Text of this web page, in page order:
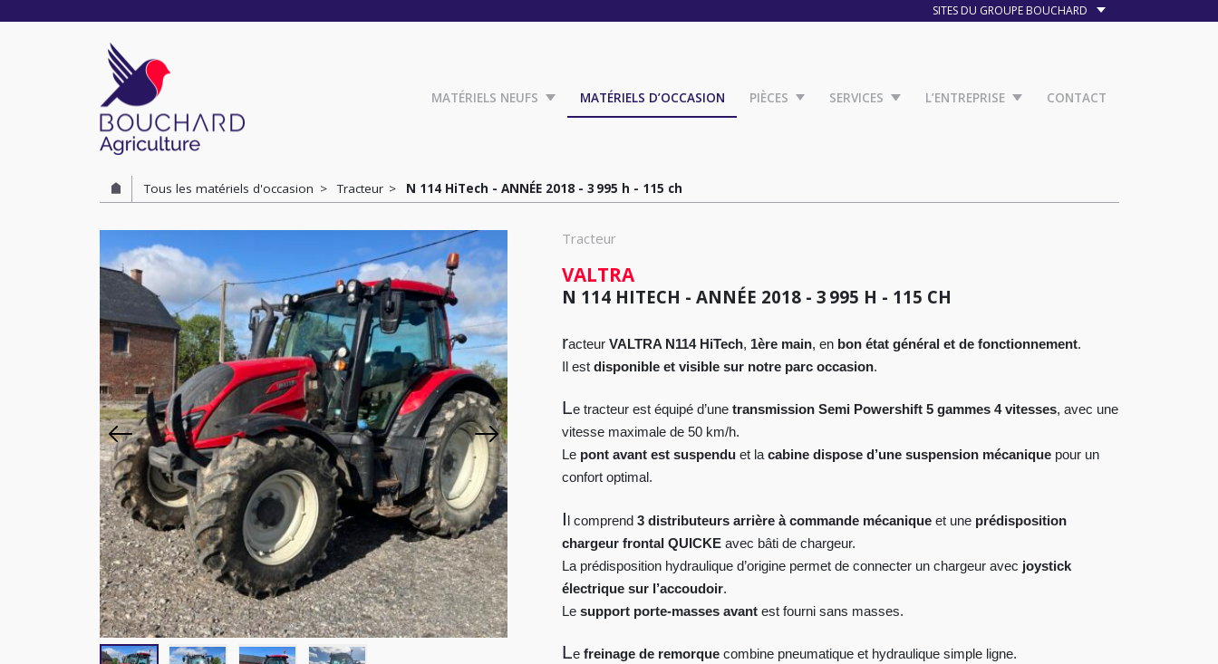
SITES DU GROUPE BOUCHARD
MATÉRIELS NEUFS MATÉRIELS D’OCCASION PIÈCES SERVICES L’ENTREPRISE CONTACT
Tous les matériels d'occasion Tracteur N 114 HiTech - ANNÉE 2018 - 3 995 h - 115 ch
Tracteur
VALTRA
N 114 HITECH - ANNÉE 2018 - 3 995 H - 115 CH
racteur VALTRA N114 HiTech, 1ère main, en bon état général et de fonctionnement.
Il est disponible et visible sur notre parc occasion.
Le tracteur est équipé d’une transmission Semi Powershift 5 gammes 4 vitesses, avec une
vitesse maximale de 50 km/h.
Le pont avant est suspenduet la cabine dispose d’une suspension mécaniquepour un
confort optimal.
Il comprend 3 distributeurs arrière à commande mécaniqueet une prédisposition
chargeur frontal QUICKEavec bâti de chargeur.
La prédisposition hydraulique d’origine permet de connecter un chargeur avec joystick
électrique sur l’accoudoir.
Le support porte-masses avantest fourni sans masses.
Le freinage de remorquecombine pneumatique et hydraulique simple ligne.